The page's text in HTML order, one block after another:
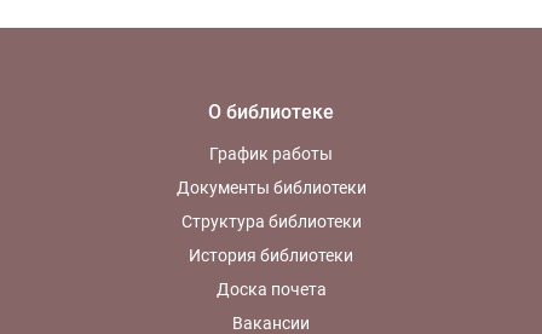
О библиотеке
График работы
Документы библиотеки
Структура библиотеки
История библиотеки
Доска почета
Вакансии